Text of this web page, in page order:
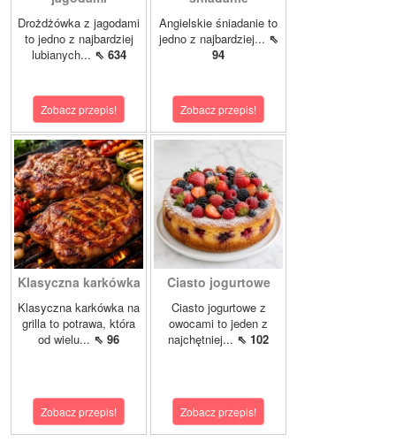
Drożdżówka z jagodami
to jedno z najbardziej
lubianych... ⇖ 634
Zobacz przepis!
Angielskie śniadanie to
jedno z najbardziej... ⇖
94
Zobacz przepis!
Klasyczna karkówka
Klasyczna karkówka na
grilla to potrawa, która
od wielu... ⇖ 96
Zobacz przepis!
Ciasto jogurtowe
Ciasto jogurtowe z
owocami to jeden z
najchętniej... ⇖ 102
Zobacz przepis!